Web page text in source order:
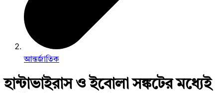
আন্তর্জাতিক
হান্টাভাইরাস ও ইবোলা সঙ্কটের মধ্যেই